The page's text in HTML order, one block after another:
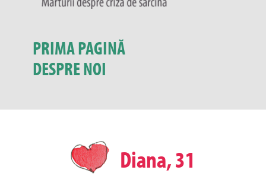
PRIMA PAGINĂ
DESPRE NOI
Diana, 31